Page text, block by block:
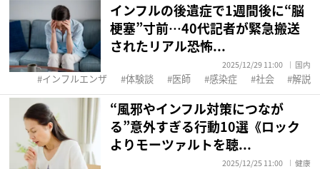
インフルの後遺症で1週間後に“脳
梗塞”寸前…40代記者が緊急搬送
されたリアル恐怖...
2025/12/29 11:00 国内
インフルエンザ 体験談 医師 感染症 社会 解説
“風邪やインフル対策につなが
る”意外すぎる行動10選《ロック
よりモーツァルトを聴...
2025/12/25 11:00 健康